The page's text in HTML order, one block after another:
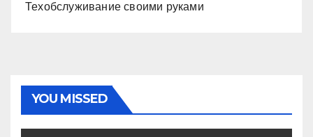
Техобслуживание своими руками
YOU MISSED